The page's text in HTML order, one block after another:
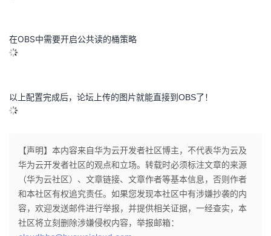
在OBS中需要开启公共读的桶策略
以上配置完成后，论坛上传的图片就能直接到OBS了！
【声明】本内容来自华为云开发者社区博主，不代表华为云及
华为云开发者社区的观点和立场。转载时必须标注文章的来源
（华为云社区）、文章链接、文章作者等基本信息，否则作者
和本社区有权追究责任。如果您发现本社区中有涉嫌抄袭的内
容，欢迎发送邮件进行举报，并提供相关证据，一经查实，本
社区将立刻删除涉嫌侵权内容，举报邮箱：